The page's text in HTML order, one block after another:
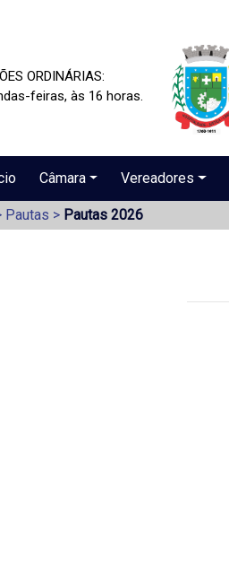
Aberta
ORDINÁRIAS:
feiras, às 16 horas.
Câmara Vereadores
Pautas > Pautas 2026